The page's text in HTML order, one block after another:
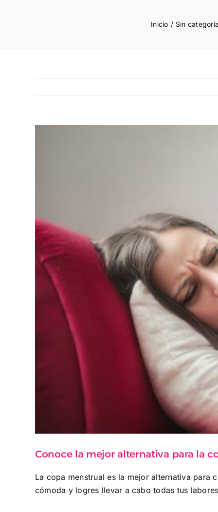
Inicio Sin categoría
Conoce la mejor alternativa para la
La copa menstrual es la mejor alternativa para
cómoda y logres llevar a cabo todas tus